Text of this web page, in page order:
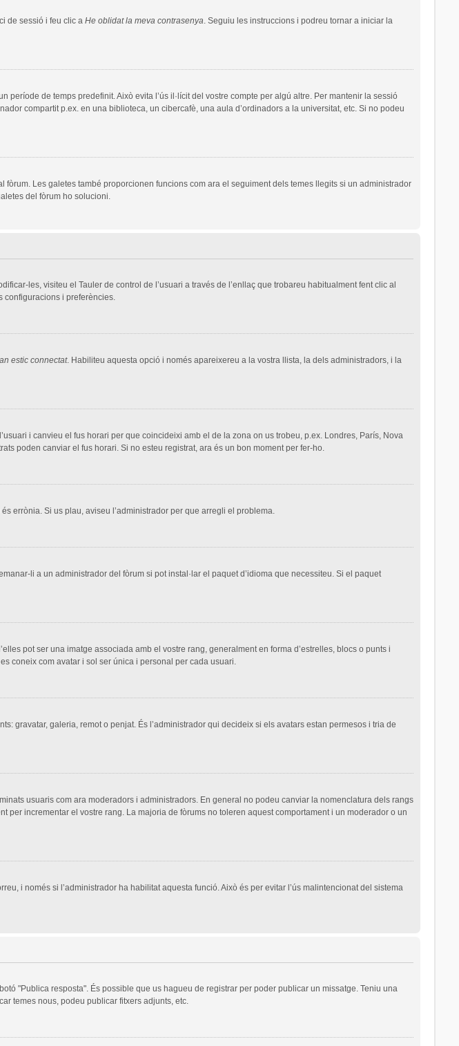
de sessió i feu clic a He oblidat la meva contrasenya. Seguiu les instruccions i podreu tornar a iniciar la
de temps predefinit. Això evita l’ús il·lícit del vostre compte per algú altre. Per mantenir la sessió
compartit p.ex. en una biblioteca, un cibercafè, una aula d’ordinadors a la universitat, etc. Si no podeu
Les galetes també proporcionen funcions com ara el seguiment dels temes llegits si un administrador
del fòrum ho solucioni.
les, visiteu el Tauler de control de l’usuari a través de l’enllaç que trobareu habitualment fent clic al
configuracions i preferències.
estic connectat. Habiliteu aquesta opció i només apareixereu a la vostra llista, la dels administradors, i la
i canvieu el fus horari per que coincideixi amb el de la zona on us trobeu, p.ex. Londres, París, Nova
poden canviar el fus horari. Si no esteu registrat, ara és un bon moment per fer-ho.
errònia. Si us plau, aviseu l’administrador per que arregli el problema.
li a un administrador del fòrum si pot instal·lar el paquet d’idioma que necessiteu. Si el paquet
pot ser una imatge associada amb el vostre rang, generalment en forma d’estrelles, blocs o punts i
coneix com avatar i sol ser única i personal per cada usuari.
gravatar, galeria, remot o penjat. És l’administrador qui decideix si els avatars estan permesos i tria de
usuaris com ara moderadors i administradors. En general no podeu canviar la nomenclatura dels rangs
incrementar el vostre rang. La majoria de fòrums no toleren aquest comportament i un moderador o un
i només si l’administrador ha habilitat aquesta funció. Això és per evitar l’ús malintencionat del sistema
"Publica resposta". És possible que us hagueu de registrar per poder publicar un missatge. Teniu una
temes nous, podeu publicar fitxers adjunts, etc.